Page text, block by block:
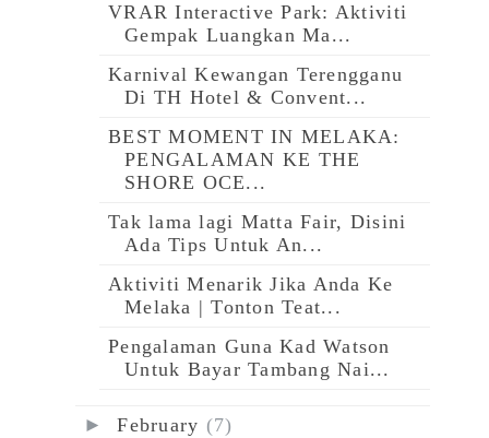
VRAR Interactive Park: Aktiviti
Gempak Luangkan Ma...
Karnival Kewangan Terengganu
Di TH Hotel & Convent...
BEST MOMENT IN MELAKA:
PENGALAMAN KE THE
SHORE OCE...
Tak lama lagi Matta Fair, Disini
Ada Tips Untuk An...
Aktiviti Menarik Jika Anda Ke
Melaka | Tonton Teat...
Pengalaman Guna Kad Watson
Untuk Bayar Tambang Nai...
►February (7)